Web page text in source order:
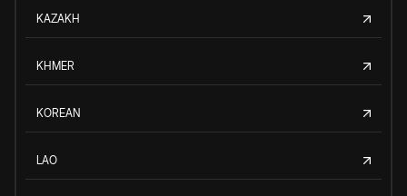
KAZAKH
KHMER
KOREAN
LAO